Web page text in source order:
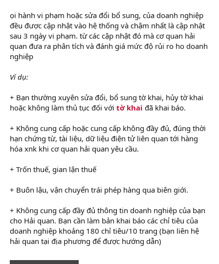
ọi hành vi phạm hoặc sửa đổi bổ sung, của doanh nghiệp
đều được cập nhật vào hệ thống và chậm nhất là cập nhật
sau 3 ngày vi phạm. từ các cập nhật đó mà cơ quan hải
quan đưa ra phân tích và đánh giá mức độ rủi ro ho doanh
nghiệp
Ví dụ:
+ Bạn thường xuyên sửa đổi, bổ sung tờ khai, hủy tờ khai
hoặc không làm thủ tục đối với tờ khai đã khai báo.
+ Không cung cấp hoặc cung cấp không đầy đủ, đúng thời
hạn chứng từ, tài liệu, dữ liệu điện tử liên quan tới hàng
hóa xnk khi cơ quan hải quan yêu cầu.
+ Trốn thuế, gian lận thuế
+ Buôn lậu, vận chuyển trái phép hàng qua biên giới.
+ Không cung cấp đầy đủ thông tin doanh nghiệp của bạn
cho Hải quan. Bạn cần làm bản khai báo các chỉ tiêu của
doanh nghiệp khoảng 180 chỉ tiêu/10 trang (bạn liên hệ
hải quan tại địa phương để được hướng dẫn)